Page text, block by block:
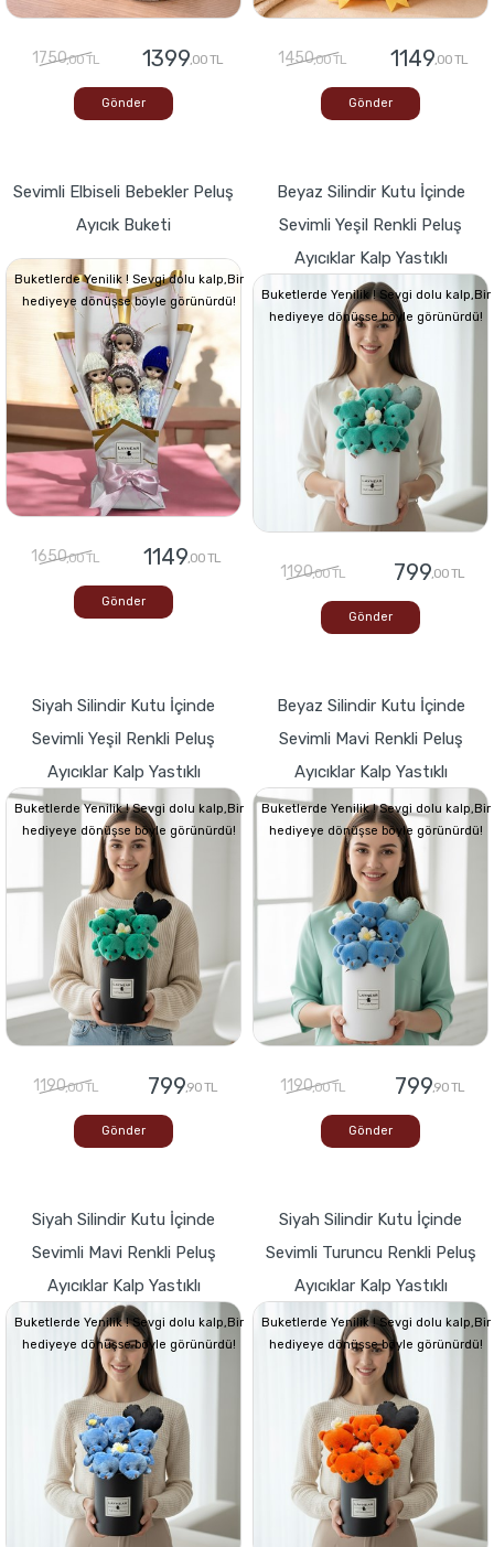
1750,00 TL 1399,00 TL
Gönder
1450,00 TL 1149,00 TL
Gönder
Sevimli Elbiseli Bebekler Peluş
Ayıcık Buketi
Buketlerde Yenilik ! Sevgi dolu kalp,Bir
hediyeye dönüşse böyle görünürdü!
1650,00 TL 1149,00 TL
Gönder
Beyaz Silindir Kutu İçinde
Sevimli Yeşil Renkli Peluş
Ayıcıklar Kalp Yastıklı
Buketlerde Yenilik ! Sevgi dolu kalp,Bir
hediyeye dönüşse böyle görünürdü!
1190,00 TL 799,00 TL
Gönder
Siyah Silindir Kutu İçinde
Sevimli Yeşil Renkli Peluş
Ayıcıklar Kalp Yastıklı
Buketlerde Yenilik ! Sevgi dolu kalp,Bir
hediyeye dönüşse böyle görünürdü!
1190,00 TL 799,90 TL
Gönder
Beyaz Silindir Kutu İçinde
Sevimli Mavi Renkli Peluş
Ayıcıklar Kalp Yastıklı
Buketlerde Yenilik ! Sevgi dolu kalp,Bir
hediyeye dönüşse böyle görünürdü!
1190,00 TL 799,90 TL
Gönder
Siyah Silindir Kutu İçinde
Sevimli Mavi Renkli Peluş
Ayıcıklar Kalp Yastıklı
Buketlerde Yenilik ! Sevgi dolu kalp,Bir
hediyeye dönüşse böyle görünürdü!
Siyah Silindir Kutu İçinde
Sevimli Turuncu Renkli Peluş
Ayıcıklar Kalp Yastıklı
Buketlerde Yenilik ! Sevgi dolu kalp,Bir
hediyeye dönüşse böyle görünürdü!